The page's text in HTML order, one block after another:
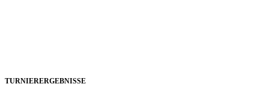
TURNIERERGEBNISSE